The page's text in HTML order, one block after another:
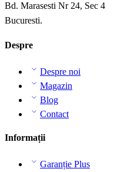
Bd. Marasesti Nr 24, Sec 4
Bucuresti.
Despre
Despre noi
Magazin
Blog
Contact
Informații
Garanție Plus